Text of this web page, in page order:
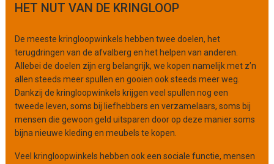
i
a
t
i
e
HET NUT VAN DE KRINGLOOP
De meeste kringloopwinkels hebben twee doelen, het
terugdringen van de afvalberg en het helpen van anderen.
Allebei de doelen zijn erg belangrijk, we kopen namelijk met z’n
allen steeds meer spullen en gooien ook steeds meer weg.
Dankzij de kringloopwinkels krijgen veel spullen nog een
tweede leven, soms bij liefhebbers en verzamelaars, soms bij
mensen die gewoon geld uitsparen door op deze manier soms
bijna nieuwe kleding en meubels te kopen.
Veel kringloopwinkels hebben ook een sociale functie, mensen